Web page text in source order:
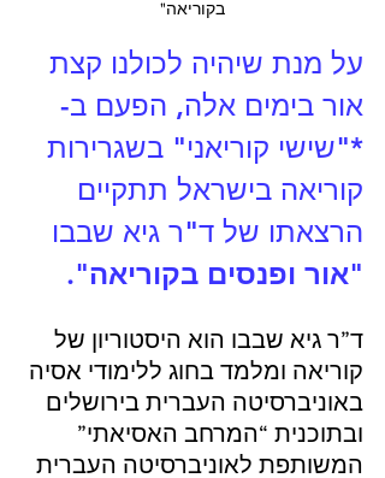
בקוריאה"
על מנת שיהיה לכולנו קצת
אור בימים אלה, הפעם ב-
*"שישי קוריאני" בשגרירות
קוריאה בישראל תתקיים
הרצאתו של ד"ר גיא שבבו
"אור ופנסים בקוריאה".
ד”ר גיא שבבו הוא היסטוריון של
קוריאה ומלמד בחוג ללימודי אסיה
באוניברסיטה העברית בירושלים
ובתוכנית “המרחב האסיאתי”
המשותפת לאוניברסיטה העברית